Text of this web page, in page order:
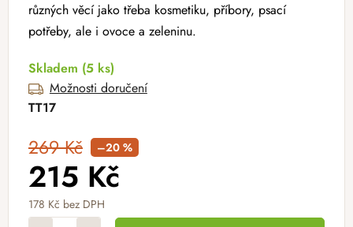
různých věcí jako třeba kosmetiku, příbory, psací
potřeby, ale i ovoce a zeleninu.
Skladem (5 ks)
Možnosti doručení
TT17
269 Kč –20 %
215 Kč
178 Kč bez DPH